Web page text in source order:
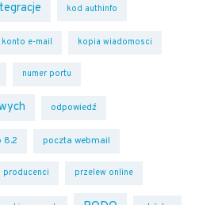
kod authinfo
konto e-mail kopia wiadomosci
numer portu
odpowiedź
8.2 poczta webmail
producenci przelew online